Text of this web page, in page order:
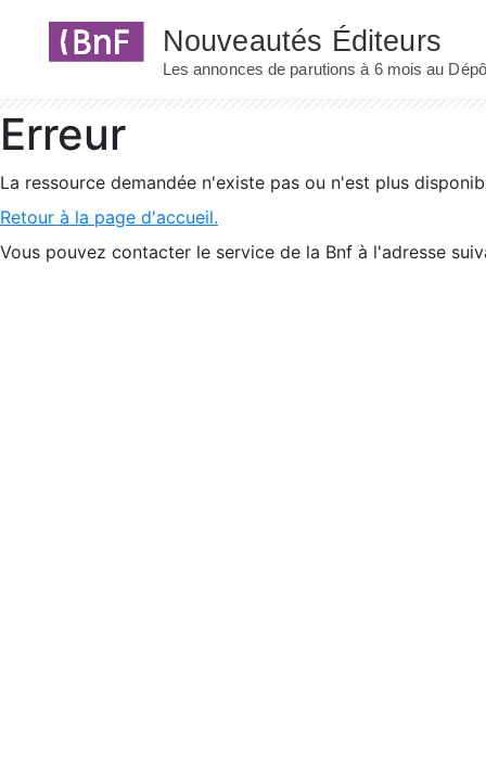
Erreur
La ressource demandée n'existe pas ou n'est plus
Retour à la page d'accueil.
Vous pouvez contacter le service de la Bnf à l'adresse